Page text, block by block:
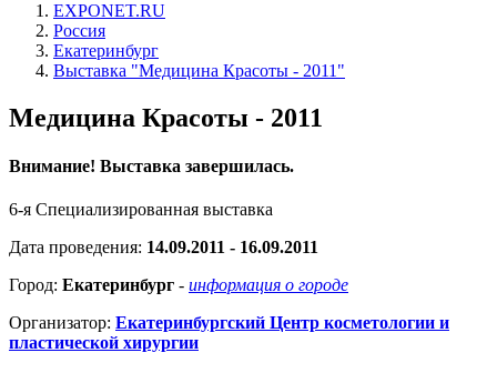
EXPONET.RU
Россия
Екатеринбург
Выставка "Медицина Красоты - 2011"
Медицина Красоты - 2011
Внимание! Выставка завершилась.
6-я Специализированная выставка
Дата проведения: 14.09.2011 - 16.09.2011
Город: Екатеринбург - информация о городе
Организатор: Екатеринбургский Центр косметологии и
пластической хирургии